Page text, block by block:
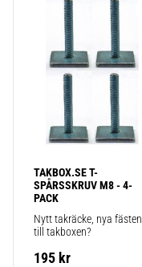
TAKBOX.SE T-
SPÅRSSKRUV M8 - 4-
PACK
Nytt takräcke, nya fästen
till takboxen?
195 kr